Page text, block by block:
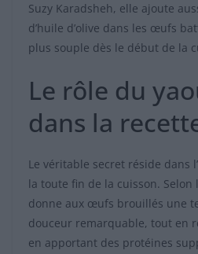
Suzy Karadsheh, elle ajoute
d’huile d’olive dans les œufs
plus souple dès le début de la
Le rôle du
dans la
Le véritable secret réside dans
la toute fin de la cuisson. Selon
donne aux œufs brouillés une
douceur remarquable, tout en
en apportant des protéines